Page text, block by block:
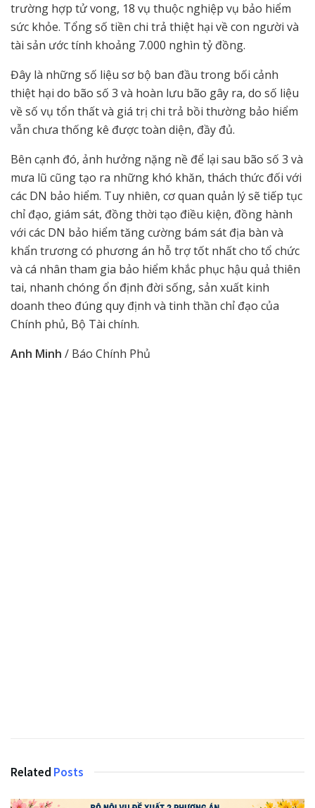
trường hợp tử vong, 18 vụ thuộc nghiệp vụ bảo hiểm
sức khỏe. Tổng số tiền chi trả thiệt hại về con người và
tài sản ước tính khoảng 7.000 nghìn tỷ đồng.
Đây là những số liệu sơ bộ ban đầu trong bối cảnh
thiệt hại do bão số 3 và hoàn lưu bão gây ra, do số liệu
về số vụ tổn thất và giá trị chi trả bồi thường bảo hiểm
vẫn chưa thống kê được toàn diện, đầy đủ.
Bên cạnh đó, ảnh hưởng nặng nề để lại sau bão số 3 và
mưa lũ cũng tạo ra những khó khăn, thách thức đối với
các DN bảo hiểm. Tuy nhiên, cơ quan quản lý sẽ tiếp tục
chỉ đạo, giám sát, đồng thời tạo điều kiện, đồng hành
với các DN bảo hiểm tăng cường bám sát địa bàn và
khẩn trương có phương án hỗ trợ tốt nhất cho tổ chức
và cá nhân tham gia bảo hiểm khắc phục hậu quả thiên
tai, nhanh chóng ổn định đời sống, sản xuất kinh
doanh theo đúng quy định và tinh thần chỉ đạo của
Chính phủ, Bộ Tài chính.
Anh Minh / Báo Chính Phủ
Related Posts